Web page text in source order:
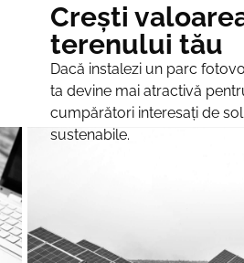
Crești
terenului tău
Dacă instalezi un parc
ta devine mai atractivă
cumpărători interesați de
sustenabile.